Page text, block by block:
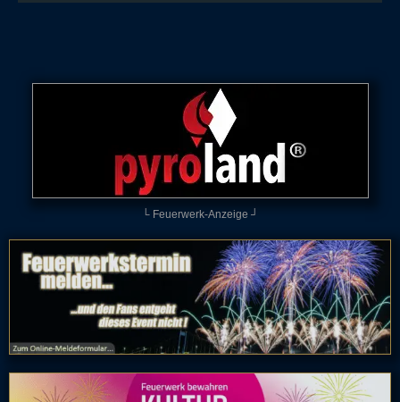
└ Feuerwerk-Anzeige ┘